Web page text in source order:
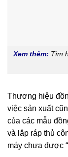
Xem thêm: Tìm
Thương hiệu
việc sản xuất
của các mẫu
và lắp ráp thủ
máy chưa được